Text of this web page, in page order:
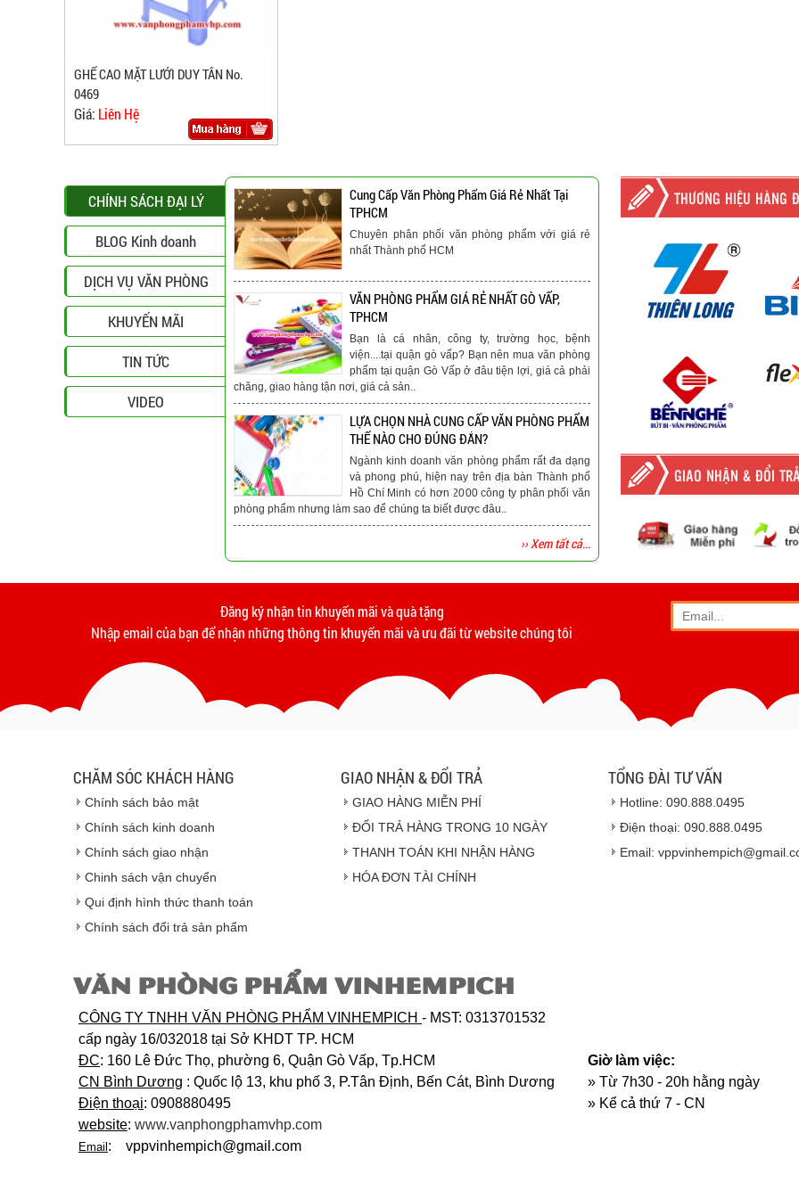
GHẾ CAO MẶT LƯỚI DUY TÂN No.
0469
Giá: Liên Hệ
CHÍNH SÁCH ĐẠI LÝ
BLOG Kinh doanh
DỊCH VỤ VĂN PHÒNG
KHUYẾN MÃI
TIN TỨC
VIDEO
Cung Cấp Văn Phòng Phẩm Giá Rẻ Nhất Tại
TPHCM
Chuyên phân phối văn phòng phẩm với giá rẻ
nhất Thành phố HCM
VĂN PHÒNG PHẨM GIÁ RẺ NHẤT GÒ VẤP,
TPHCM
Bạn là cá nhân, công ty, trường học, bệnh
viện....tại quận gò vấp? Bạn nên mua văn phòng
phẩm tại quận Gò Vấp ở đâu tiện lợi, giá cả phải
chăng, giao hàng tận nơi, giá cả sản..
LỰA CHỌN NHÀ CUNG CẤP VĂN PHÒNG PHẨM
THẾ NÀO CHO ĐÚNG ĐẮN?
Ngành kinh doanh văn phòng phẩm rất đa dạng
và phong phú, hiện nay trên địa bàn Thành phố
Hồ Chí Minh có hơn 2000 công ty phân phối văn
phòng phẩm nhưng làm sao để chúng ta biết được đâu..
›› Xem tất cả...
THƯƠNG HIỆU HÀNG
GIAO NHẬN & ĐỔI
- Phương thức vận
- Thời hạn ước tính
Vinhempich
Đăng ký nhận tin khuyến mãi và quà tặng
Nhập email của bạn để nhận những thông tin khuyến mãi và ưu đãi từ website chúng tôi
CHĂM SÓC KHÁCH HÀNG
Chính sách bảo mật
Chính sách kinh doanh
Chính sách giao nhận
Chinh sách vận chuyển
Qui định hình thức thanh toán
Chính sách đổi trả sản phẩm
GIAO NHẬN & ĐỔI TRẢ
GIAO HÀNG MIỄN PHÍ
ĐỔI TRẢ HÀNG TRONG 10 NGÀY
THANH TOÁN KHI NHẬN HÀNG
HÓA ĐƠN TÀI CHÍNH
TỔNG ĐÀI TƯ VẤN
Hotline: 090.888.0495
Điện thoại: 090.888.0495
Email:
VĂN PHÒNG PHẨM VINHEMPICH
CÔNG TY TNHH VĂN PHÒNG PHẨM VINHEMPICH - MST: 0313701532
cấp ngày 16/032018 tại Sở KHDT TP. HCM
ĐC: 160 Lê Đức Thọ, phường 6, Quận Gò Vấp, Tp.HCM
CN Bình Dương : Quốc lộ 13, khu phố 3, P.Tân Định, Bến Cát, Bình Dương
Điện thoại: 0908880495
website: www.vanphongphamvhp.com
Email : vppvinhempich@gmail.com
Giờ làm việc:
» Từ 7h30 - 20h hằng ngày
» Kể cả thứ 7 - CN